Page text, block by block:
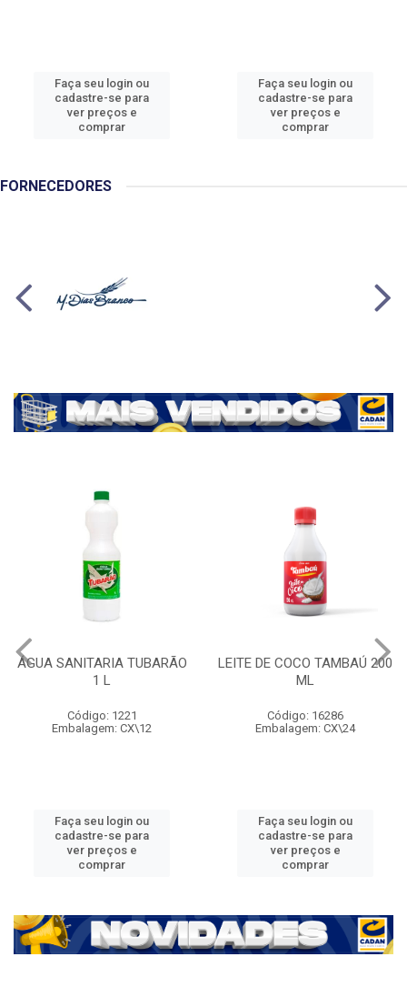
Faça seu login ou
cadastre-se para
ver preços e
comprar
Faça seu login ou
cadastre-se para
ver preços e
comprar
FORNECEDORES
ÁGUA SANITARIA TUBARÃO
1 L
Código: 1221
Embalagem: CX\12
Faça seu login ou
cadastre-se para
ver preços e
comprar
LEITE DE COCO TAMBAÚ 200
ML
Código: 16286
Embalagem: CX\24
Faça seu login ou
cadastre-se para
ver preços e
comprar